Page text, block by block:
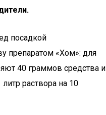
посадкой
препаратом «Хом»: для
40 граммов средства и
раствора на 10